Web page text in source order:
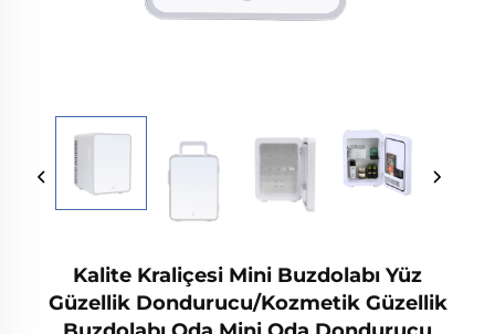
Kalite Kraliçesi Mini Buzdolabı Yüz
Güzellik Dondurucu/Kozmetik Güzellik